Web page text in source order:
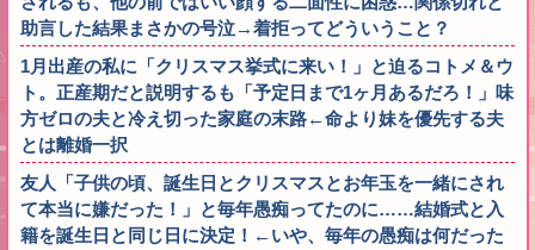
助言した結果まさかの号泣→着拒ってどういうこと？
1月出産の私に「クリスマス挙式に来い！」と迫るコトメ＆ウ
ト。正産期だと説明するも「予定日まで1ヶ月あるだろ！」味
方ゼロの夫と冷え切った家庭の末路←命より妹を優先する夫
とは離婚一択
友人「子供の頃、誕生日とクリスマスとお年玉を一緒にされ
て本当に嫌だった！」と毎年愚痴ってたのに……結婚式と入
籍を誕生日と同じ日に決定！←いや、毎年の愚痴は何だった